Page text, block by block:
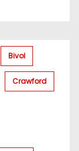
Bivol
Crawford